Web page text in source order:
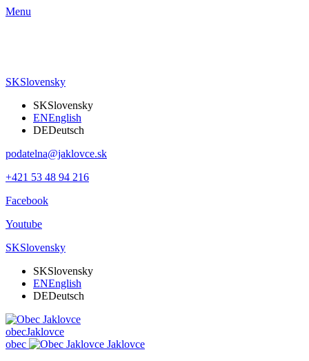
Menu
SKSlovensky
SKSlovensky
ENEnglish
DEDeutsch
podatelna@jaklovce.sk
+421 53 48 94 216
Facebook
Youtube
SKSlovensky
SKSlovensky
ENEnglish
DEDeutsch
obecJaklovce
obec
Jaklovce